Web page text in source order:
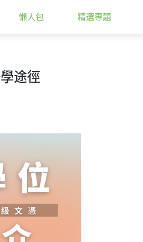
懶人包 精選專題
途徑